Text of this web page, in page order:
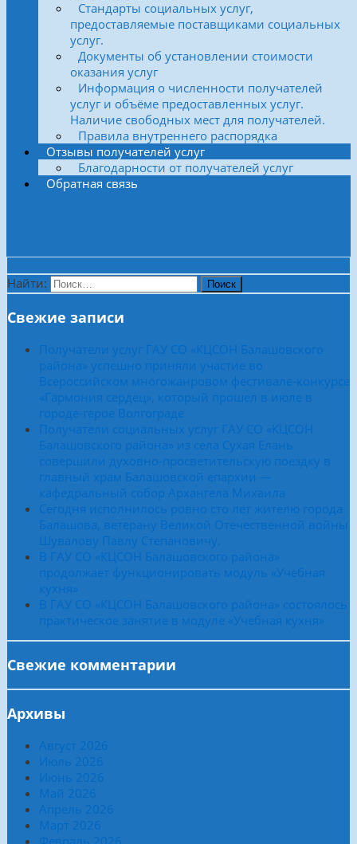
Стандарты социальных услуг,
предоставляемые поставщиками социальных
услуг.
Документы об установлении стоимости
оказания услуг
Информация о численности получателей
услуг и объёме предоставленных услуг.
Наличие свободных мест для получателей.
Правила внутреннего распорядка
Отзывы получателей услуг
Благодарности от получателей услуг
Обратная связь
Найти:
Свежие записи
Получатели услуг ГАУ СО «КЦСОН Балашовского
района» успешно приняли участие во
Всероссийском многожанровом фестивале-конкурсе
«Гармония сердец», который прошел в июле в
городе-герое Волгограде
Получатели социальных услуг ГАУ СО «КЦСОН
Балашовского района» из села Сухая Елань
совершили духовно-просветительскую поездку в
главный храм Балашовской епархии —
кафедральный собор Архангела Михаила
Сегодня исполнилось ровно сто лет жителю города
Балашова, ветерану Великой Отечественной войны
Шувалову Павлу Степановичу.
В ГАУ СО «КЦСОН Балашовского района»
продолжает функционировать модуль «Учебная
кухня»
В ГАУ СО «КЦСОН Балашовского района» состоялось
практическое занятие в модуле «Учебная кухня»
Свежие комментарии
Архивы
Август 2026
Июль 2026
Июнь 2026
Май 2026
Апрель 2026
Март 2026
Февраль 2026